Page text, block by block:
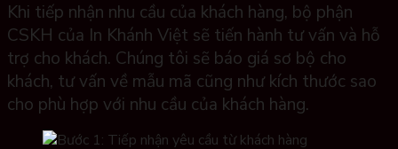
Khi tiếp nhận nhu cầu của khách hàng, bộ phận
CSKH của In Khánh Việt sẽ tiến hành tư vấn và hỗ
trợ cho khách. Chúng tôi sẽ báo giá sơ bộ cho
khách, tư vấn về mẫu mã cũng như kích thước sao
cho phù hợp với nhu cầu của khách hàng.